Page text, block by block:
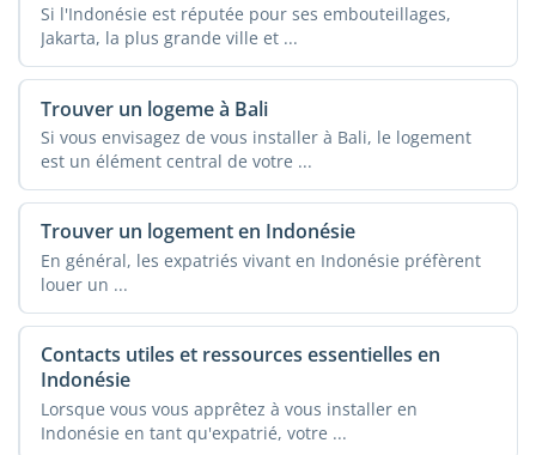
Si l'Indonésie est réputée pour ses embouteillages,
Jakarta, la plus grande ville et ...
Trouver un logeme à Bali
Si vous envisagez de vous installer à Bali, le logement
est un élément central de votre ...
Trouver un logement en Indonésie
En général, les expatriés vivant en Indonésie préfèrent
louer un ...
Contacts utiles et ressources essentielles en
Indonésie
Lorsque vous vous apprêtez à vous installer en
Indonésie en tant qu'expatrié, votre ...